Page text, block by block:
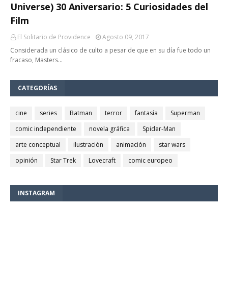
Universe) 30 Aniversario: 5 Curiosidades del
Film
El Solitario de Providence
Agosto 09, 2017
Considerada un clásico de culto a pesar de que en su día fue todo un
fracaso, Masters…
CATEGORÍAS
cine series Batman terror fantasía
Superman
comic independiente
novela gráfica
Spider-Man
arte conceptual
ilustración animación
star wars
opinión
Star Trek Lovecraft comic europeo
INSTAGRAM